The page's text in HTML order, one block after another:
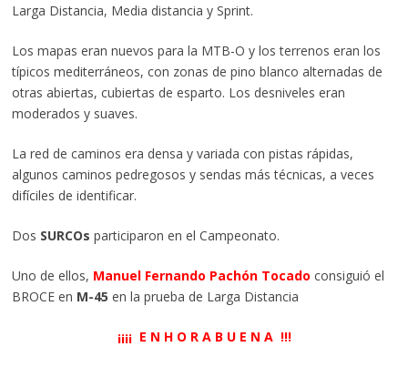
Larga Distancia, Media distancia y Sprint.
Los mapas eran nuevos para la MTB-O y los terrenos eran los
típicos mediterráneos, con zonas de pino blanco alternadas de
otras abiertas, cubiertas de esparto. Los desniveles eran
moderados y suaves.
La red de caminos era densa y variada con pistas rápidas,
algunos caminos pedregosos y sendas más técnicas, a veces
difíciles de identificar.
Dos SURCOs participaron en el Campeonato.
Uno de ellos, Manuel Fernando Pachón Tocado consiguió el
BROCE en M-45 en la prueba de Larga Distancia
¡¡¡¡ E N H O R A B U E N A !!!